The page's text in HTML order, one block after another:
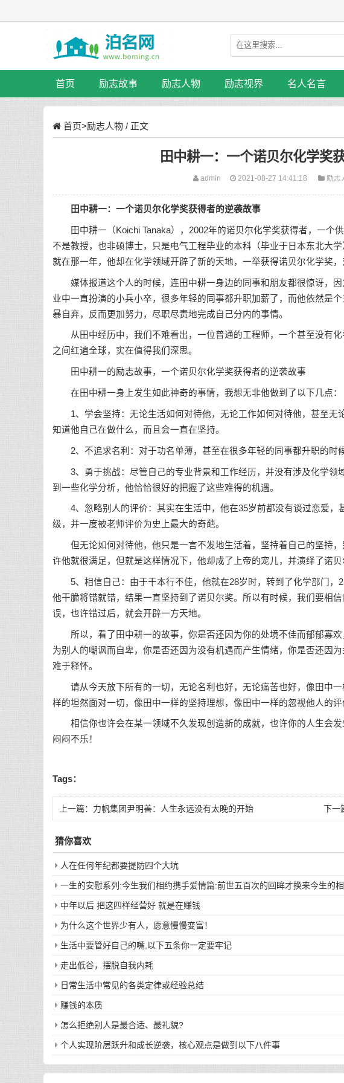
首页 励志故事 励志人物 励志视界 名人名言
首页>励志人物 / 正文
田中耕一：一个诺贝尔化学奖
admin 2021-08-27 14:41:18 励志
田中耕一：一个诺贝尔化学奖获得者的逆袭故事
田中耕一（Koichi Tanaka），2002年的诺贝尔化学奖获得者，一个
不是教授，也非硕博士，只是电气工程毕业的本科（毕业于日本东北大
就在那一年，他却在化学领域开辟了新的天地，一举获得诺贝尔化学奖
媒体报道这个人的时候，连田中耕一身边的同事和朋友都很惊讶，因
业中一直扮演的小兵小卒，很多年轻的同事都升职加薪了，而他依然是
暴自弃，反而更加努力，尽职尽责地完成自己分内的事情。
从田中经历中，我们不难看出，一位普通的工程师，一个甚至没有化
之间红遍全球，实在值得我们深思。
田中耕一的励志故事，一个诺贝尔化学奖获得者的逆袭故事
在田中耕一身上发生如此神奇的事情，我想无非他做到了以下几点：
1、学会坚持：无论生活如何对待他，无论工作如何对待他，甚至无
知道他自己在做什么，而且会一直在坚持。
2、不追求名利：对于功名单薄，甚至在很多年轻的同事都升职的时
3、勇于挑战：尽管自己的专业背景和工作经历，并没有涉及化学领
到一些化学分析，他恰恰很好的把握了这些难得的机遇。
4、忽略别人的评价：其实在生活中，他在35岁前都没有谈过恋爱，
级，并一度被老师评价为史上最大的奇葩。
但无论如何对待他，他只是一言不发地生活着，坚持着自己的坚持，
许他就很满足，但就是这样情况下，他却成了上帝的宠儿，并演绎了诺贝
5、相信自己：由于干本行不佳，他就在28岁时，转到了化学部门，
他干脆将错就错，结果一直坚持到了诺贝尔奖。所以有时候，我们要相
误，也许错过后，就会开辟一方天地。
所以，看了田中耕一的故事，你是否还因为你的处境不佳而郁郁寡欢
为别人的嘲讽而自卑，你是否还因为没有机遇而产生情绪，你是否还因
难于释怀。
请从今天放下所有的一切，无论名利也好，无论痛苦也好，像田中一
样的坦然面对一切，像田中一样的坚持理想，像田中一样的忽视他人的评
相信你也许会在某一领域不久发现创造新的成就，也许你的人生会发
闷闷不乐！
Tags：
上一篇： 力帆集团尹明善：人生永远没有太晚的开始 下一
猜你喜欢
人在任何年纪都要提防四个大坑
一生的安慰系列:今生我们相约携手爱情篇:前世五百次的回眸才换来今生的
中年以后 把这四样经营好 就是在赚钱
为什么这个世界少有人，愿意慢慢变富！
生活中要管好自己的嘴,以下五条你一定要牢记
走出低谷，摆脱自我内耗
日常生活中常见的各类定律或经验总结
赚钱的本质
怎么拒绝别人是最合适、最礼貌?
个人实现阶层跃升和成长逆袭，核心观点是做到以下八件事